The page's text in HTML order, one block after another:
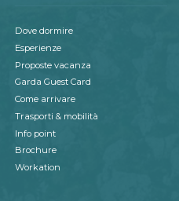
Dove dormire
Esperienze
Proposte vacanza
Garda Guest Card
Come arrivare
Trasporti & mobilità
Info point
Brochure
Workation